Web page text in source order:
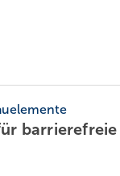
barrierefreie